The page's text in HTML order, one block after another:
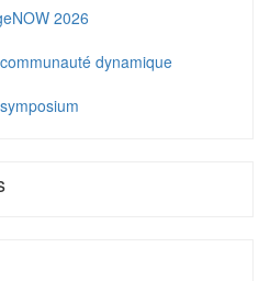
2026
dynamique